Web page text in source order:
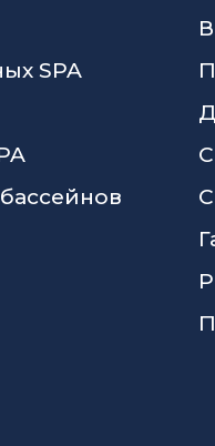
SPA